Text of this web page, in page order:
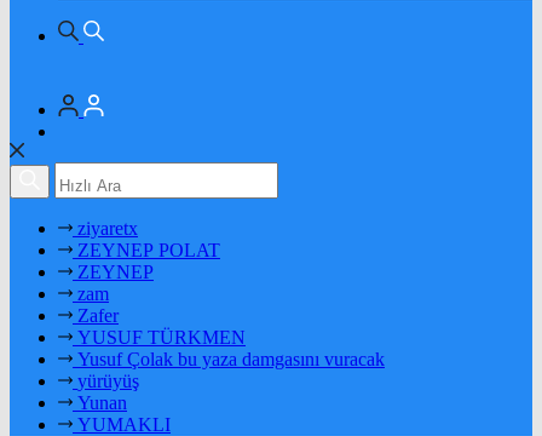
ziyaretx
ZEYNEP POLAT
ZEYNEP
zam
Zafer
YUSUF TÜRKMEN
Yusuf Çolak bu yaza damgasını vuracak
yürüyüş
Yunan
YUMAKLI